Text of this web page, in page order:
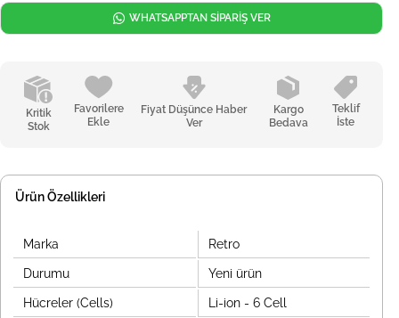
Kritik
Stok
Favorilere
Ekle
Fiyat Düşünce Haber
Ver
Kargo
Bedava
Teklif
İste
WHATSAPPTAN SİPARİŞ VER
Ürün Özellikleri
Marka Retro
Durumu Yeni ürün
Hücreler (Cells) Li-ion - 6 Cell